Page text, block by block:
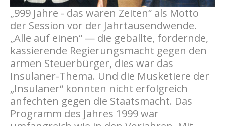
„999 Jahre - das waren Zeiten“ als Motto
der Session vor der Jahrtausendwende.
„Alle auf einen“ — die geballte, fordernde,
kassierende Regierungsmacht gegen den
armen Steuerbürger, dies war das
Insulaner-Thema. Und die Musketiere der
„Insulaner“ konnten nicht erfolgreich
anfechten gegen die Staatsmacht. Das
Programm des Jahres 1999 war